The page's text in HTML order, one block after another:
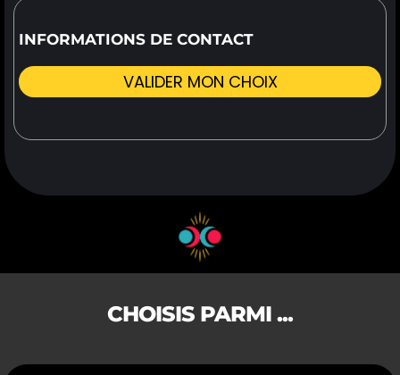
INFORMATIONS DE CONTACT
VALIDER MON CHOIX
CHOISIS PARMI ...